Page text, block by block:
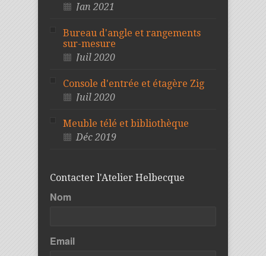
Jan 2021
Bureau d'angle et rangements
sur-mesure
Juil 2020
Console d'entrée et étagère Zig
Juil 2020
Meuble télé et bibliothèque
Déc 2019
Contacter l'Atelier Helbecque
Nom
Email